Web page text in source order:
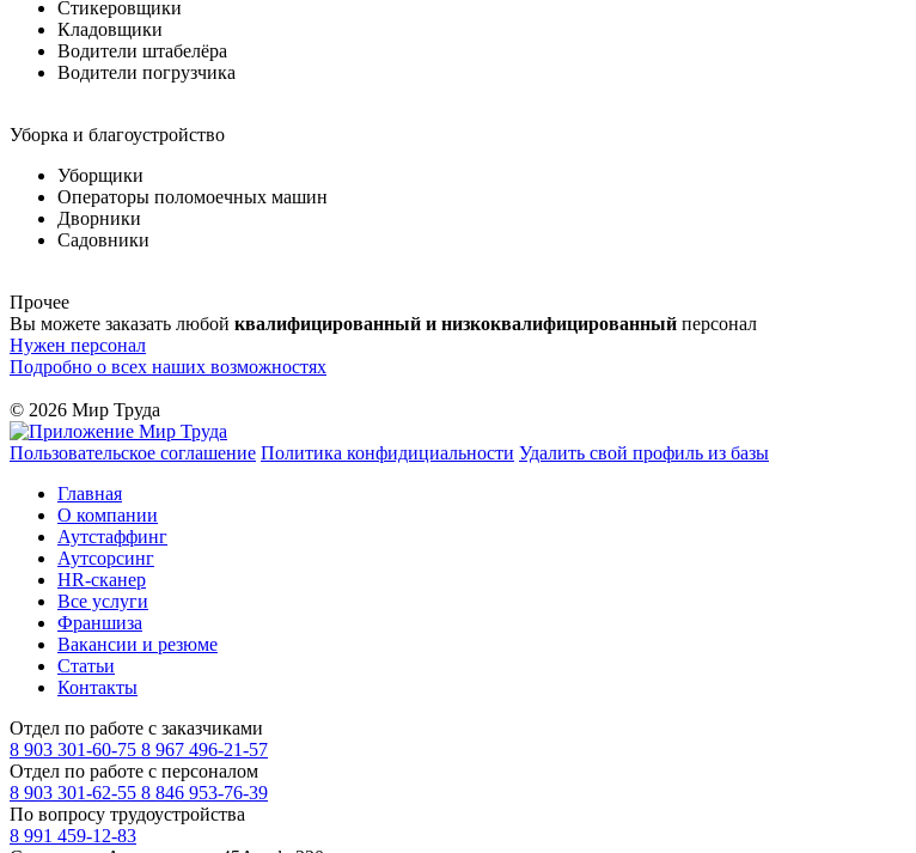
Стикеровщики
Кладовщики
Водители штабелёра
Водители погрузчика
Уборка и благоустройство
Уборщики
Операторы поломоечных машин
Дворники
Садовники
Прочее
Вы можете заказать любой квалифицированный и низкоквалифицированный персонал
Нужен персонал
Подробно о всех наших возможностях
© 2026 Мир Труда
Пользовательское соглашение Политика конфидициальности Удалить свой профиль из базы
Главная
О компании
Аутстаффинг
Аутсорсинг
HR-сканер
Все услуги
Франшиза
Вакансии и резюме
Статьи
Контакты
Отдел по работе с заказчиками
8 903 301-60-75 8 967 496-21-57
Отдел по работе с персоналом
8 903 301-62-55 8 846 953-76-39
По вопросу трудоустройства
8 991 459-12-83